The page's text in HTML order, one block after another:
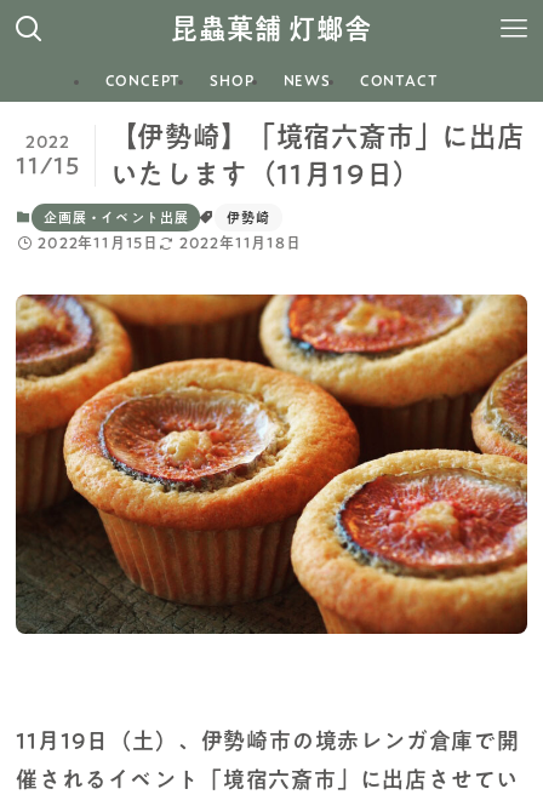
昆蟲菓舗 灯螂舎
CONCEPT SHOP NEWS CONTACT
【伊勢崎】「境宿六斎市」に出店
いたします（11月19日）
2022
11/15
企画展・イベント出展 伊勢崎
2022年11月15日 2022年11月18日
11月19日（土）、伊勢崎市の境赤レンガ倉庫で開
催されるイベント「境宿六斎市」に出店させてい